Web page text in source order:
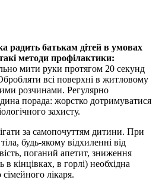
радить батькам дітей в умовах
методи профілактики:
мити руки протягом 20 секунд
всі поверхні в житловому
розчинами. Регулярно
порада: жорстко дотримуватися
захисту.
за самопочуттям дитини. При
будь-якому відхиленні від
поганий апетит, зниження
в кінцівках, в горлі) необхідна
сімейного лікаря.